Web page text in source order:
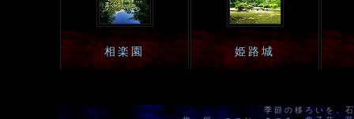
相楽園 姫路城
季節の移ろいを、